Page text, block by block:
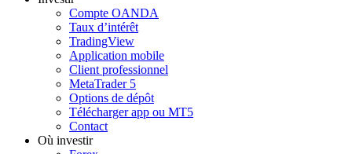
Compte OANDA
Taux d’intérêt
TradingView
Application mobile
Client professionnel
MetaTrader 5
Options de dépôt
Télécharger app ou MT5
Contact
Où investir